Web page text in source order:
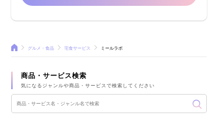
グルメ・食品 宅食サービス ミールラボ
商品・サービス検索
気になるジャンルや商品・サービスで検索してください